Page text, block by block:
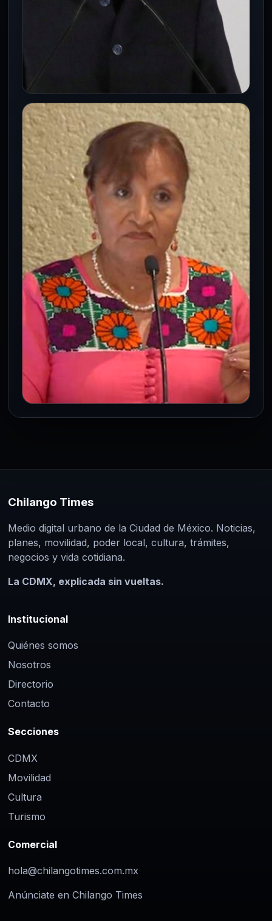
NACIONAL
Bolaños López defiende política
salarial y reta al dogma económico
8 Jul 2026
El secretario del Trabajo usa datos de la
OCDE para respaldar la estrategia salarial
del gobierno federal.
CÁMARA DE DIPUTADOS
se ejercen
En San Lázaro se habló claro y sin rodeos:
mucho…
Chilango Times
Medio digital urbano de la Ciudad de México. Noticias,
planes, movilidad, poder local, cultura, trámites,
negocios y vida cotidiana.
La CDMX, explicada sin vueltas.
Institucional
Quiénes somos
Nosotros
Directorio
Contacto
Secciones
CDMX
Movilidad
Cultura
Turismo
Comercial
hola@chilangotimes.com.mx
Anúnciate en Chilango Times